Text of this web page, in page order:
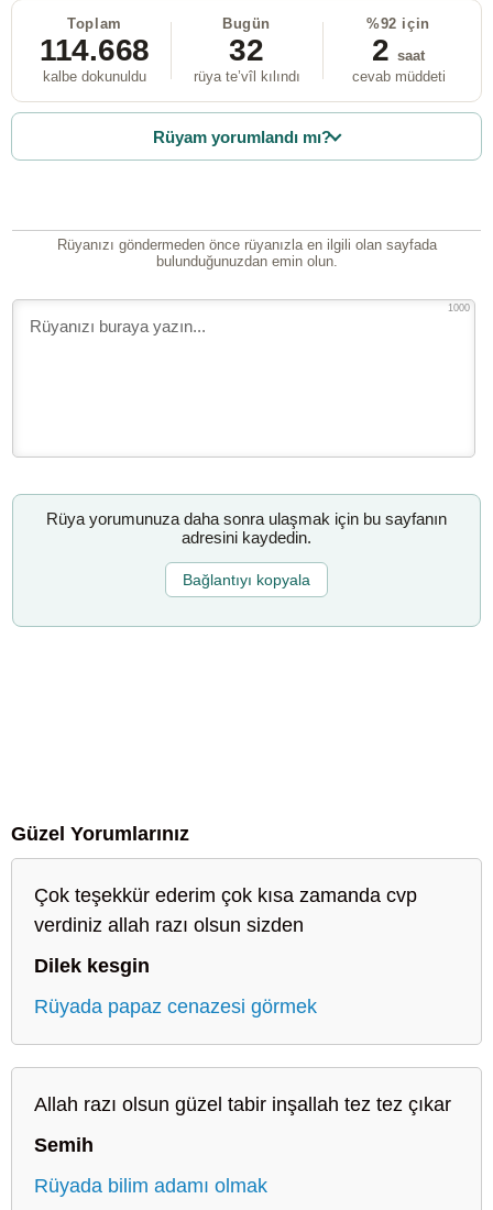
Toplam
114.668
kalbe dokunuldu
Bugün
32
rüya te’vîl kılındı
%92 için
2 saat
cevab müddeti
Rüyam yorumlandı mı?
Rüyanızı göndermeden önce rüyanızla en ilgili olan sayfada
bulunduğunuzdan emin olun.
1000
Rüya yorumunuza daha sonra ulaşmak için bu sayfanın
adresini kaydedin.
Bağlantıyı kopyala
Güzel Yorumlarınız
Çok teşekkür ederim çok kısa zamanda cvp
verdiniz allah razı olsun sizden
Dilek kesgin
Rüyada papaz cenazesi görmek
Allah razı olsun güzel tabir inşallah tez tez çıkar
Semih
Rüyada bilim adamı olmak